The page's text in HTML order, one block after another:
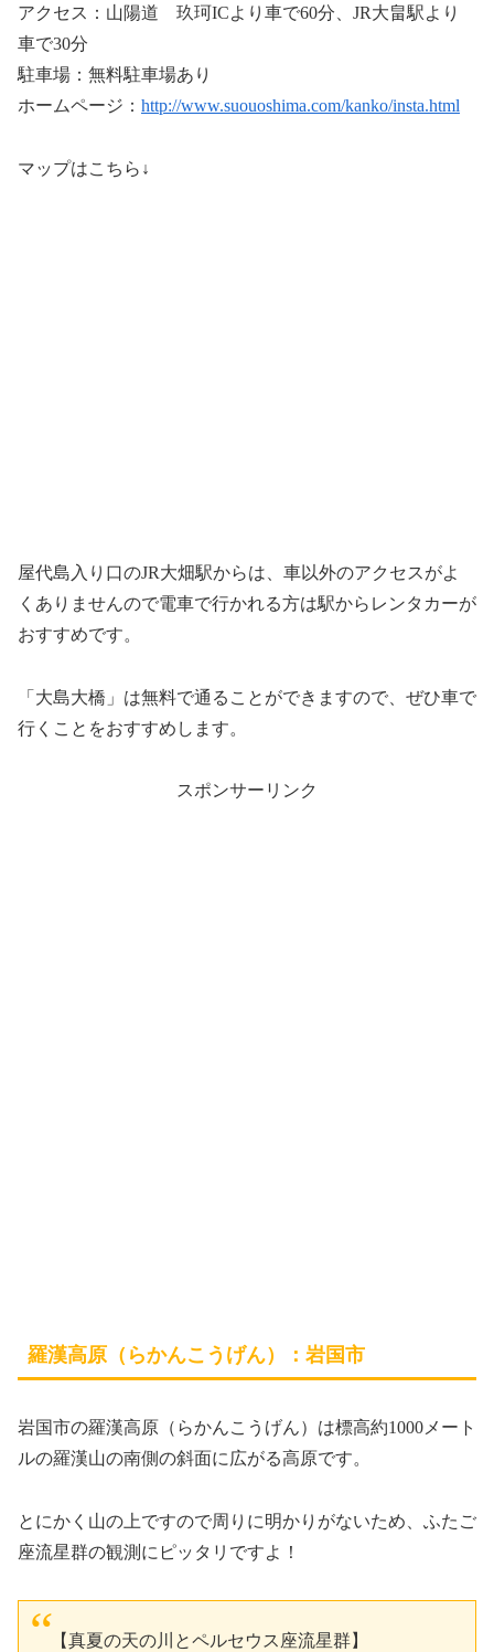
アクセス：山陽道 玖珂ICより車で60分、JR大畠駅より
車で30分
駐車場：無料駐車場あり
ホームページ： http://www.suouoshima.com/kanko/insta.html
マップはこちら↓
屋代島入り口のJR大畑駅からは、車以外のアクセスがよ
くありませんので電車で行かれる方は駅からレンタカーが
おすすめです。
「大島大橋」は無料で通ることができますので、ぜひ車で
行くことをおすすめします。
スポンサーリンク
羅漢高原（らかんこうげん）：岩国市
岩国市の羅漢高原（らかんこうげん） は標高約1000メート
ルの羅漢山の南側の斜面に広がる高原です。
とにかく山の上ですので周りに明かりがないため、ふたご
座流星群の観測にピッタリですよ！
【真夏の天の川とペルセウス座流星群】